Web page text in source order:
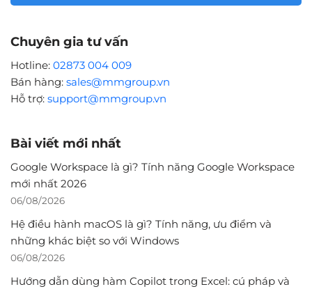
Chuyên gia tư vấn
Hotline: 02873 004 009
Bán hàng: sales@mmgroup.vn
Hỗ trợ: support@mmgroup.vn
Bài viết mới nhất
Google Workspace là gì? Tính năng Google Workspace
mới nhất 2026
06/08/2026
Hệ điều hành macOS là gì? Tính năng, ưu điểm và
những khác biệt so với Windows
06/08/2026
Hướng dẫn dùng hàm Copilot trong Excel: cú pháp và